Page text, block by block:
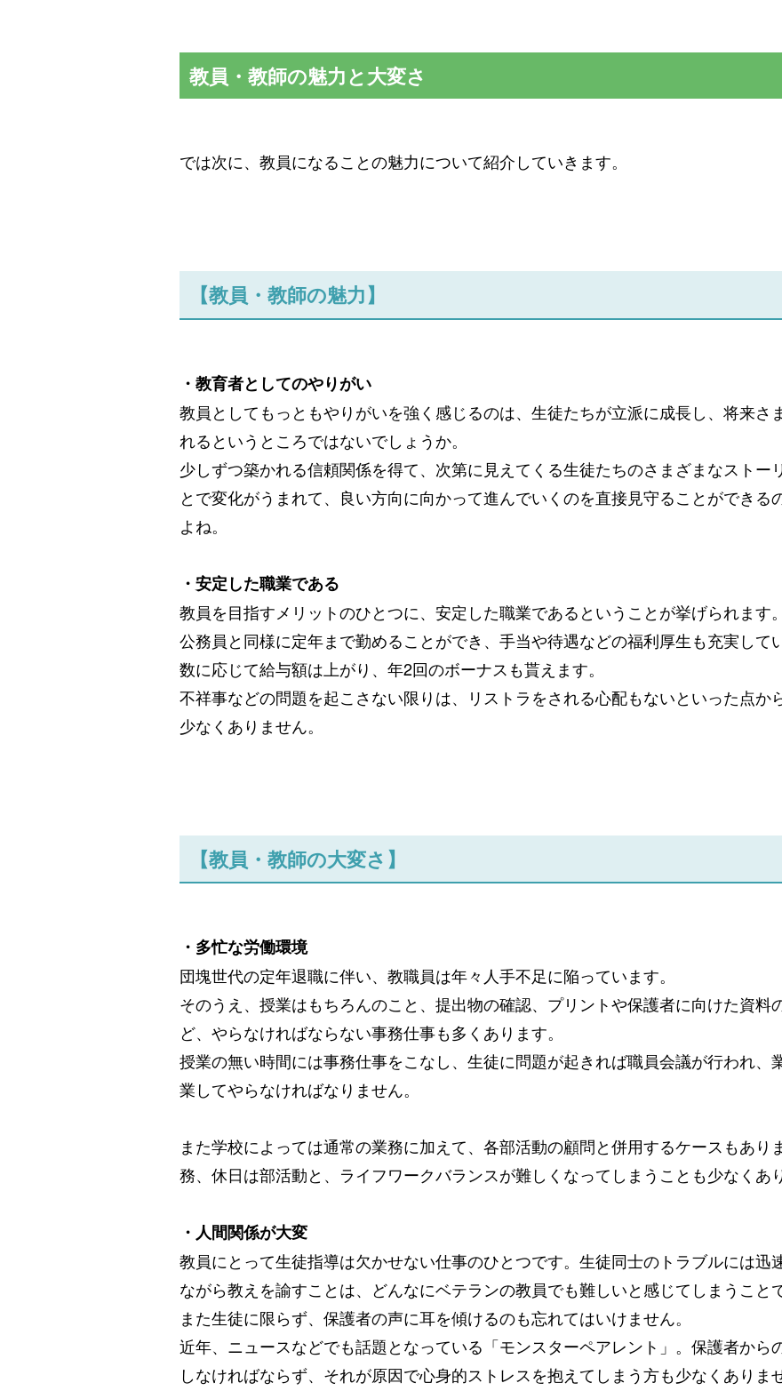
教員・教師の魅力と大変さ
では次に、教員になることの魅力について紹介していきます。
【教員・教師の魅力】
・教育者としてのやりがい
教員としてもっともやりがいを強く感じるのは、生徒たちが立派に成長し、将来さ
れるというところではないでしょうか。
少しずつ築かれる信頼関係を得て、次第に見えてくる生徒たちのさまざまなストー
とで変化がうまれて、良い方向に向かって進んでいくのを直接見守ることができる
よね。
・安定した職業である
教員を目指すメリットのひとつに、安定した職業であるということが挙げられます。
公務員と同様に定年まで勤めることができ、手当や待遇などの福利厚生も充実して
数に応じて給与額は上がり、年2回のボーナスも貰えます。
不祥事などの問題を起こさない限りは、リストラをされる心配もないといった点か
少なくありません。
【教員・教師の大変さ】
・多忙な労働環境
団塊世代の定年退職に伴い、教職員は年々人手不足に陥っています。
そのうえ、授業はもちろんのこと、提出物の確認、プリントや保護者に向けた資料
ど、やらなければならない事務仕事も多くあります。
授業の無い時間には事務仕事をこなし、生徒に問題が起きれば職員会議が行われ、
業してやらなければなりません。
また学校によっては通常の業務に加えて、各部活動の顧問と併用するケースもあり
務、休日は部活動と、ライフワークバランスが難しくなってしまうことも少なくあ
・人間関係が大変
教員にとって生徒指導は欠かせない仕事のひとつです。生徒同士のトラブルには迅
ながら教えを諭すことは、どんなにベテランの教員でも難しいと感じてしまうこと
また生徒に限らず、保護者の声に耳を傾けるのも忘れてはいけません。
近年、ニュースなどでも話題となっている「モンスターペアレント」。保護者から
しなければならず、それが原因で心身的ストレスを抱えてしまう方も少なくありませ